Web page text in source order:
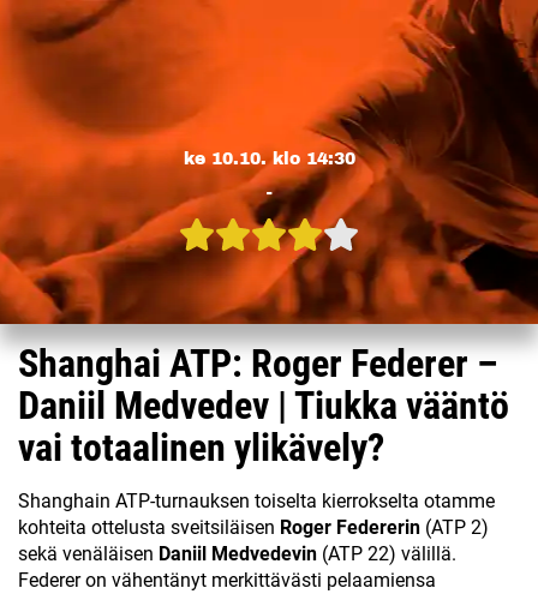
ke 10.10. klo 14:30
-
Shanghai ATP: Roger Federer –
Daniil Medvedev | Tiukka vääntö
vai totaalinen ylikävely?
Shanghain ATP-turnauksen toiselta kierrokselta otamme
kohteita ottelusta sveitsiläisen Roger Federerin (ATP 2)
sekä venäläisen Daniil Medvedevin (ATP 22) välillä.
Federer on vähentänyt merkittävästi pelaamiensa